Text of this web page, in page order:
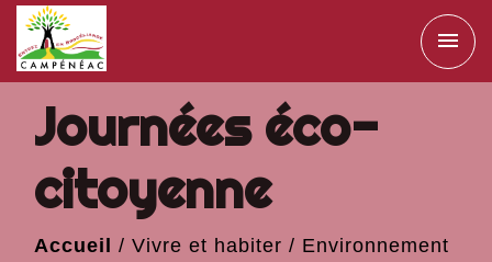
menu
Journées éco-
citoyenne
Accueil / Vivre et habiter / Environnement